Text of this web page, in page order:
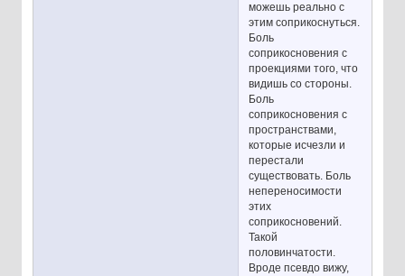
можешь реально с
этим соприкоснуться.
Боль
соприкосновения с
проекциями того, что
видишь со стороны.
Боль
соприкосновения с
пространствами,
которые исчезли и
перестали
существовать. Боль
непереносимости
этих
соприкосновений.
Такой
половинчатости.
Вроде псевдо вижу,